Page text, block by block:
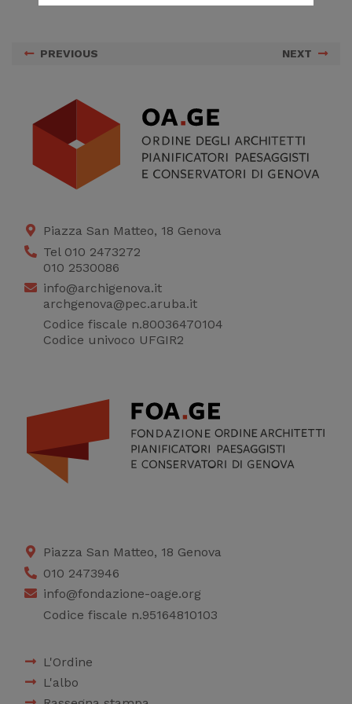
raccogliere dati
statistici su di te per
migliorare il servizio
PREVIOUS NEXT
Piazza San Matteo, 18 Genova
Tel 010 2473272
010 2530086
info@archigenova.it
archgenova@pec.aruba.it
Codice fiscale n.80036470104
Codice univoco UFGIR2
Piazza San Matteo, 18 Genova
010 2473946
info@fondazione-oage.org
Codice fiscale n.95164810103
L'Ordine
L'albo